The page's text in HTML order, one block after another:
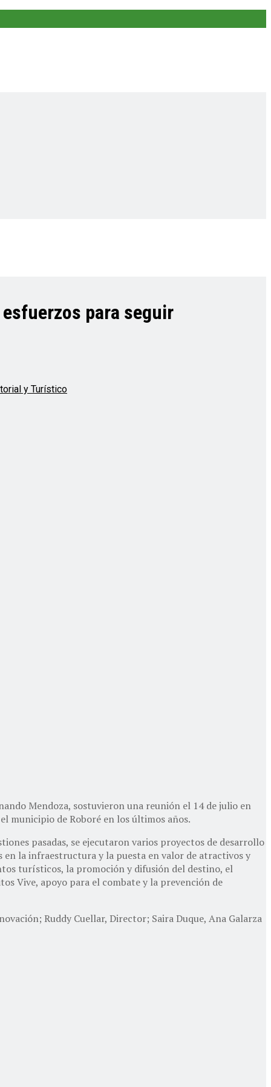
esfuerzos para seguir
Mendoza, sostuvieron una reunión el 14 de julio en
municipio de Roboré en los últimos años.
pasadas, se ejecutaron varios proyectos de desarrollo
la infraestructura y la puesta en valor de atractivos y
turísticos, la promoción y difusión del destino, el
Vive, apoyo para el combate y la prevención de
Ruddy Cuellar, Director; Saira Duque, Ana Galarza